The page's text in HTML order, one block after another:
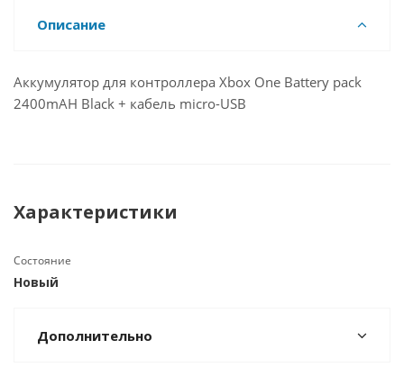
Описание
Аккумулятор для контроллера Xbox One Battery pack
2400mAH Black + кабель micro-USB
Характеристики
Состояние
Новый
Дополнительно